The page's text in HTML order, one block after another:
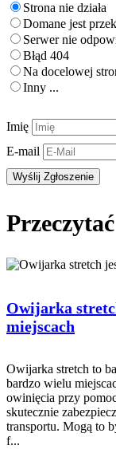
Strona nie działa
Domane jest
Serwer nie
Błąd 404
Na docelowej
Inny ...
Imię
E-mail
Owijarka
miejscach
Owijarka stretch to
bardzo wielu
owinięcia przy
skutecznie
transportu. Mogą to
f...